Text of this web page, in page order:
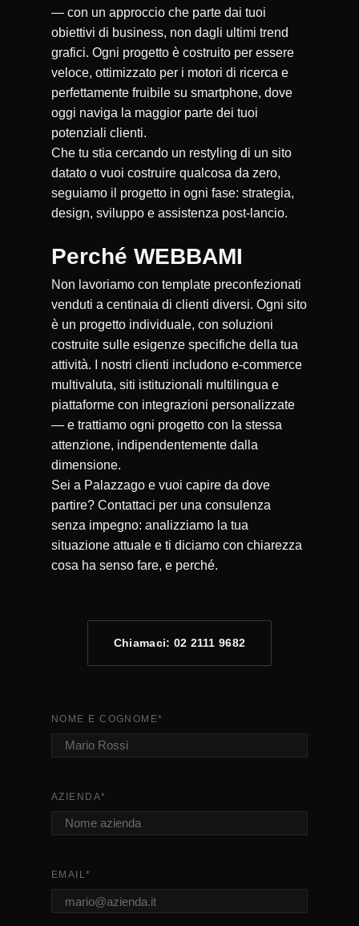
— con un approccio che parte dai tuoi
obiettivi di business, non dagli ultimi trend
grafici. Ogni progetto è costruito per essere
veloce, ottimizzato per i motori di ricerca e
perfettamente fruibile su smartphone, dove
oggi naviga la maggior parte dei tuoi
potenziali clienti.
Che tu stia cercando un restyling di un sito
datato o vuoi costruire qualcosa da zero,
seguiamo il progetto in ogni fase: strategia,
design, sviluppo e assistenza post-lancio.
Perché WEBBAMI
Non lavoriamo con template preconfezionati
venduti a centinaia di clienti diversi. Ogni sito
è un progetto individuale, con soluzioni
costruite sulle esigenze specifiche della tua
attività. I nostri clienti includono e-commerce
multivaluta, siti istituzionali multilingua e
piattaforme con integrazioni personalizzate
— e trattiamo ogni progetto con la stessa
attenzione, indipendentemente dalla
dimensione.
Sei a Palazzago e vuoi capire da dove
partire? Contattaci per una consulenza
senza impegno: analizziamo la tua
situazione attuale e ti diciamo con chiarezza
cosa ha senso fare, e perché.
Chiamaci: 02 2111 9682
NOME E COGNOME*
AZIENDA*
EMAIL*